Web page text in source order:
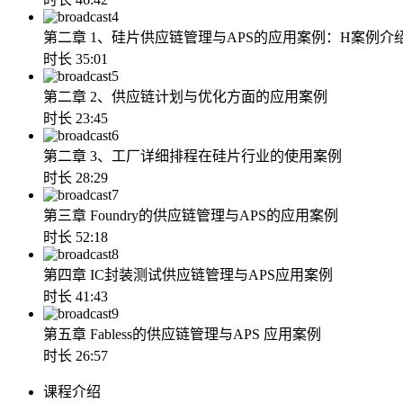
4
第二章 1、硅片供应链管理与APS的应用案例：H案例介
时长 35:01
5
第二章 2、供应链计划与优化方面的应用案例
时长 23:45
6
第二章 3、工厂详细排程在硅片行业的使用案例
时长 28:29
7
第三章 Foundry的供应链管理与APS的应用案例
时长 52:18
8
第四章 IC封装测试供应链管理与APS应用案例
时长 41:43
9
第五章 Fabless的供应链管理与APS 应用案例
时长 26:57
课程介绍